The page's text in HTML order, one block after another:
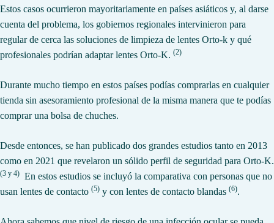
Estos casos ocurrieron mayoritariamente en países asiáticos y, al darse
cuenta del problema, los gobiernos regionales intervinieron para
regular de cerca las soluciones de limpieza de lentes Orto-k y qué
profesionales podrían adaptar lentes Orto-K. (2)
Durante mucho tiempo en estos países podías comprarlas en cualquier
tienda sin asesoramiento profesional de la misma manera que te podías
comprar una bolsa de chuches.
Desde entonces, se han publicado dos grandes estudios tanto en 2013
como en 2021 que revelaron un sólido perfil de seguridad para Orto-K.
(3 y 4) En estos estudios se incluyó la comparativa con personas que no
usan lentes de contacto (5) y con lentes de contacto blandas (6).